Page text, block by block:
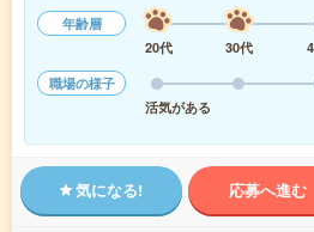
年齢層
20代
30代
職場の様子
活気がある
気になる! 応募へ進む